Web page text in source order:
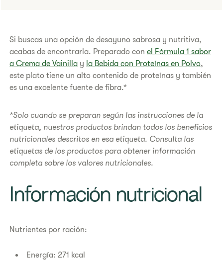
​​Si buscas una opción de desayuno sabrosa y nutritiva,
acabas de encontrarla. Preparado conel Fórmula 1 sabor
a Crema de Vainilla y la Bebida con Proteínas en Polvo,
este plato tiene un alto contenido de proteínas y también
es una excelente fuente de fibra.*​
*Solo cuando se preparan según las instrucciones de la
etiqueta, nuestros productos brindan todos los beneficios
nutricionales descritos en esa etiqueta. Consulta las
etiquetas de los productos para obtener información
completa sobre los valores nutricionales.
​​Información nutricional​
Nutrientes por ración:
Energía: 271 kcal